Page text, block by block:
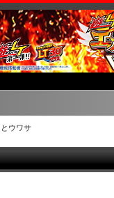
ウワサ